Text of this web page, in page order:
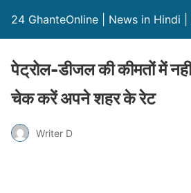
24 GhanteOnline | News in Hindi |
पेट्रोल-डीजल की कीमतों में
चेक करें अपने शहर के रेट
Writer D